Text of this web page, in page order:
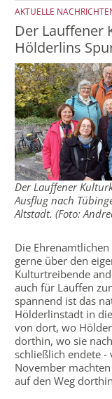
AKTUELLE
Der Lauffener
Hölderlins
Der Lauffener
Ausflug nach
Altstadt. (Foto:
Die
gerne über den
Kulturtreibende
auch für Lauffen
spannend ist das
Hölderlinstadt in
von dort, wo
dorthin, wo sie
schließlich endete -
November
auf den Weg